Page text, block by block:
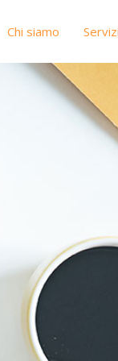
Chi siamo Servizi